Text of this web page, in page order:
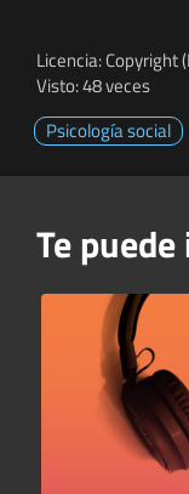
Licencia: Copyright
Visto: 48 veces
Psicología social
Te